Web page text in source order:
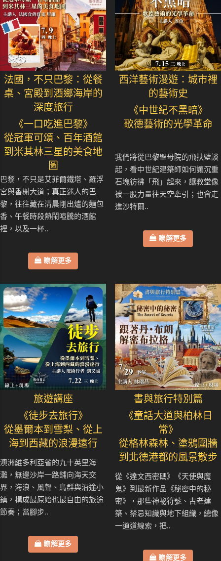
法國，不只巴黎：從餐
桌、宮殿到酒鄉海岸的
深度旅行
《一口吃進巴黎》
從冠軍可頌、百年酒館
到米其林三星的美食地
圖
巴黎，不只是艾菲爾鐵塔、羅浮
宮與香榭大道；真正迷人的巴
黎，往往藏在清晨剛出爐的麵包
香、午餐時段熱鬧喧騰的酒館
裡，以及一杯..
瞭解更多
西洋藝術漫遊：城市裡
的藝術史
《中世紀不黑暗》
歌德藝術的光學革命
我們將從巴黎聖母院的飛扶壁談
起，看中世紀建築師如何讓沉重
石塊彷彿「飛」起來，讓教堂像
被一股力量往天空牽引；也會走
進沙特爾..
瞭解更多
旅遊講座
《徒步去旅行》
從墨爾本到雪梨、從上
海到西藏的浪漫遠行
澳洲維多利亞省的九十英里海
灘，無邊沙岸一路鋪向海天交
界，海浪、風聲、鳥群與沿途小
鎮，構成最原始也最自由的旅途
節奏；當腳步..
瞭解更多
書與旅行特別篇
《童話大道與柏林日
常》
從格林森林、塗鴉圍牆
到北德港都的風景散步
從《達文西密碼》《天使與魔
鬼》到最新作品《秘密中的秘
密》，那些神祕符號、古老建
築、禁忌知識與地下組織，總像
一道道線索，把..
瞭解更多